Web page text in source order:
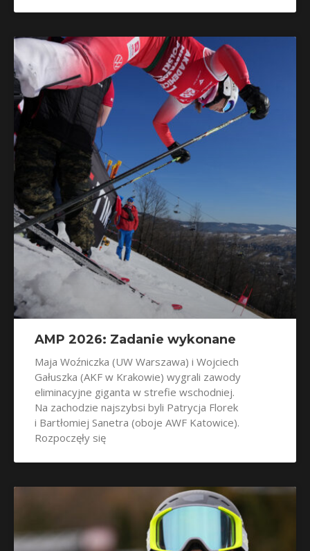
AMP 2026: Zadanie wykonane
Maja Woźniczka (UW Warszawa) i Wojciech
Gałuszka (AKF w Krakowie) wygrali zawody
eliminacyjne giganta w strefie wschodniej.
Na zachodzie najszybsi byli Patrycja Florek
i Bartłomiej Sanetra (oboje AWF Katowice).
Rozpoczęły się